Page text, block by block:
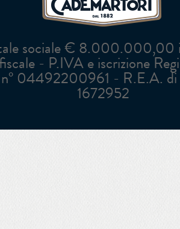
sociale € 8.000.000,00
- P.IVA e iscrizione
04492200961 - R.E.A. di
1672952